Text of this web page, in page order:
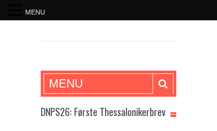
SKRIFTEN
MENU
DNPS26: Første Thessalonikerbrev
MENU